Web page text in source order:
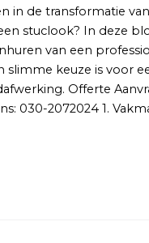
in de transformatie
stuclook? In deze
van een
slimme keuze is voor
Offerte
030-2072024 1.